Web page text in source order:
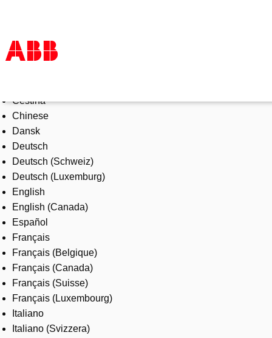
Products & Solutions
Industries
Services
About us
Where to buy
Contact us
Careers
Čeština
Chinese
Dansk
Deutsch
Deutsch (Schweiz)
Deutsch (Luxemburg)
English
English (Canada)
Español
Français
Français (Belgique)
Français (Canada)
Français (Suisse)
Français (Luxembourg)
Italiano
Italiano (Svizzera)